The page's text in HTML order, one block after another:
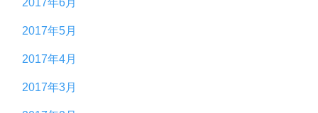
2017年5月
2017年4月
2017年3月